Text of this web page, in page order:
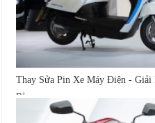
Thay Sửa Pin Xe Máy Điện -
Bỉ